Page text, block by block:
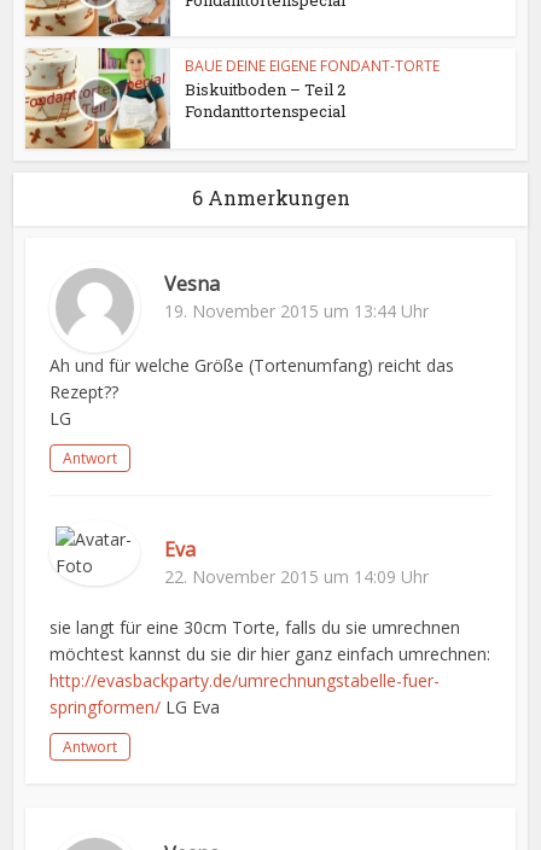
BAUE DEINE EIGENE FONDANT-TORTE
Biskuitboden – Teil 2
Fondanttortenspecial
6 Anmerkungen
Vesna
19. November 2015 um 13:44 Uhr
Ah und für welche Größe (Tortenumfang) reicht das
Rezept??
LG
Antwort
Eva
22. November 2015 um 14:09 Uhr
sie langt für eine 30cm Torte, falls du sie umrechnen
möchtest kannst du sie dir hier ganz einfach umrechnen:
http://evasbackparty.de/umrechnungstabelle-fuer-
springformen/ LG Eva
Antwort